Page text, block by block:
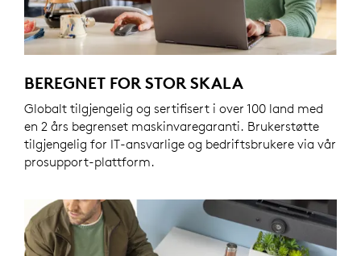
BEREGNET FOR STOR SKALA
Globalt tilgjengelig og sertifisert i over 100 land med
en 2 års begrenset maskinvaregaranti. Brukerstøtte
tilgjengelig for IT-ansvarlige og bedriftsbrukere via vår
prosupport-plattform.